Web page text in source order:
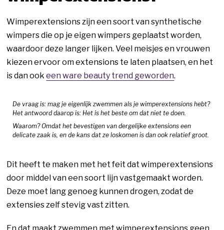
Wimperextensions zijn een soort van synthetische
wimpers die op je eigen wimpers geplaatst worden,
waardoor deze langer lijken. Veel meisjes en vrouwen
kiezen ervoor om extensions te laten plaatsen, en het
is dan ookeen ware beauty trend geworden.
De vraag is: mag je eigenlijk zwemmen als je wimperextensions hebt?
Het antwoord daarop is: Het is het beste om dat niet te doen.
Waarom? Omdat het bevestigen van dergelijke extensions een
delicate zaak is, en de kans dat ze loskomen is dan ook relatief groot.
Dit heeft te maken met het feit dat wimperextensions
door middel van een soort lijn vastgemaakt worden.
Deze moet lang genoeg kunnen drogen, zodat de
extensies zelf stevig vast zitten.